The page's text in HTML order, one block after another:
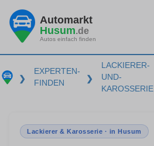
Automarkt
Husum.de
Autos einfach finden
❯
EXPERTEN-
FINDEN
❯
LACKIERER-
UND-
KAROSSERIE
Lackierer & Karosserie · in Husum